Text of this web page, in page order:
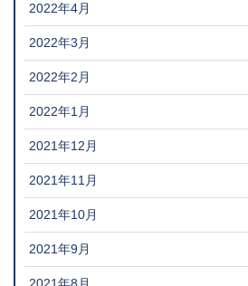
2022年4月
2022年3月
2022年2月
2022年1月
2021年12月
2021年11月
2021年10月
2021年9月